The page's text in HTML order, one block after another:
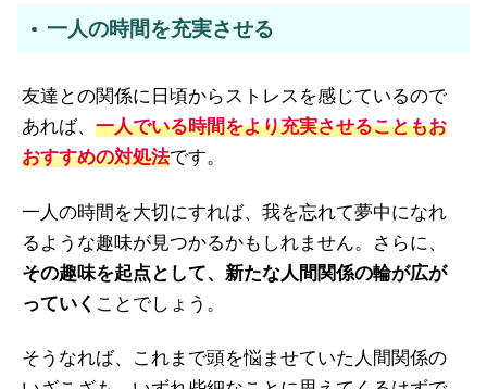
一人の時間を充実させる
友達との関係に日頃からストレスを感じているので
あれば、一人でいる時間をより充実させることもお
おすすめの対処法です。
一人の時間を大切にすれば、我を忘れて夢中になれ
るような趣味が見つかるかもしれません。さらに、
その趣味を起点として、新たな人間関係の輪が広が
っていく ことでしょう。
そうなれば、これまで頭を悩ませていた人間関係の